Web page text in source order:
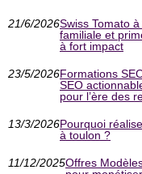
21/6/2026Swiss Tomato
familiale et
à fort impact
23/5/2026Formations
SEO
pour l’ère des
13/3/2026Pourquoi
à toulon ?
11/12/2025Offres